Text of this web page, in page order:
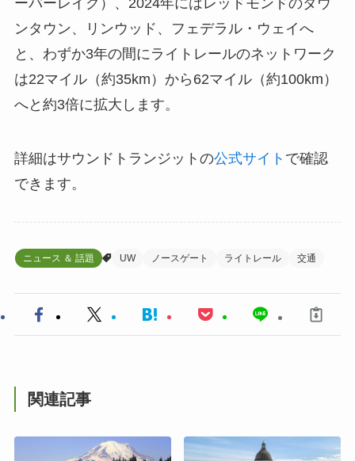
ーバーレイク）、2024年にはレッドモンドのダウ
ンタウン、リンウッド、フェデラル・ウェイへ
と、わずか3年の間にライトレールのネットワーク
は22マイル（約35km）から62マイル（約100km）
へと約3倍に拡大します。
詳細はサウンドトランジットの公式サイト で確認
できます。
ニュース ＆ 話題 UW ノースゲート ライトレール 交通
関連記事